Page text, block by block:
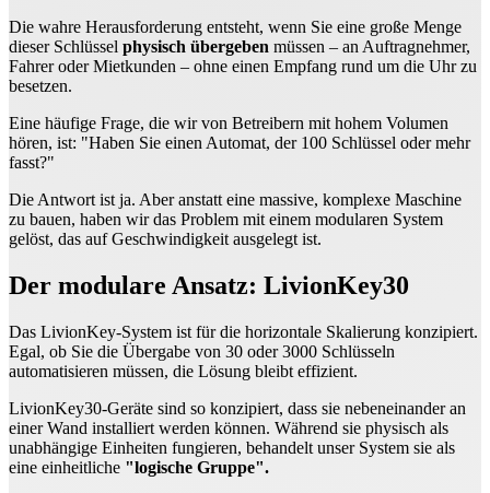
Die wahre Herausforderung entsteht, wenn Sie eine große Menge
dieser Schlüssel physisch übergeben müssen – an Auftragnehmer,
Fahrer oder Mietkunden – ohne einen Empfang rund um die Uhr zu
besetzen.
Eine häufige Frage, die wir von Betreibern mit hohem Volumen
hören, ist: "Haben Sie einen Automat, der 100 Schlüssel oder mehr
fasst?"
Die Antwort ist ja. Aber anstatt eine massive, komplexe Maschine
zu bauen, haben wir das Problem mit einem modularen System
gelöst, das auf Geschwindigkeit ausgelegt ist.
Der modulare Ansatz: LivionKey30
Das LivionKey-System ist für die horizontale Skalierung konzipiert.
Egal, ob Sie die Übergabe von 30 oder 3000 Schlüsseln
automatisieren müssen, die Lösung bleibt effizient.
LivionKey30-Geräte sind so konzipiert, dass sie nebeneinander an
einer Wand installiert werden können. Während sie physisch als
unabhängige Einheiten fungieren, behandelt unser System sie als
eine einheitliche "logische Gruppe".